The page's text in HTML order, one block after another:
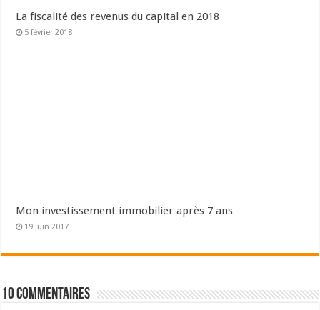
La fiscalité des revenus du capital en 2018
5 février 2018
Mon investissement immobilier après 7 ans
19 juin 2017
10 Commentaires